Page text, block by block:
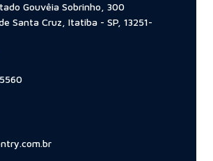
Gouvêia Sobrinho, 300
Santa Cruz, Itatiba - SP, 13251-